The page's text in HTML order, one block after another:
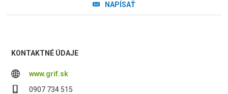
NAPÍSAŤ
KONTAKTNÉ ÚDAJE
www.grif.sk
0907 734 515